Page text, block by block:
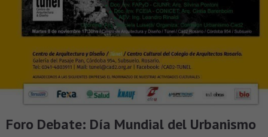
Foro Debate: Día Mundial del Urbanismo